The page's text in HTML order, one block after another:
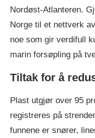
Nordøst-Atlanteren.
Norge til et nettverk
noe som gir verdifull
marin forsøpling på
Tiltak for å
Plast utgjør over 95
registreres på
funnene er snører,